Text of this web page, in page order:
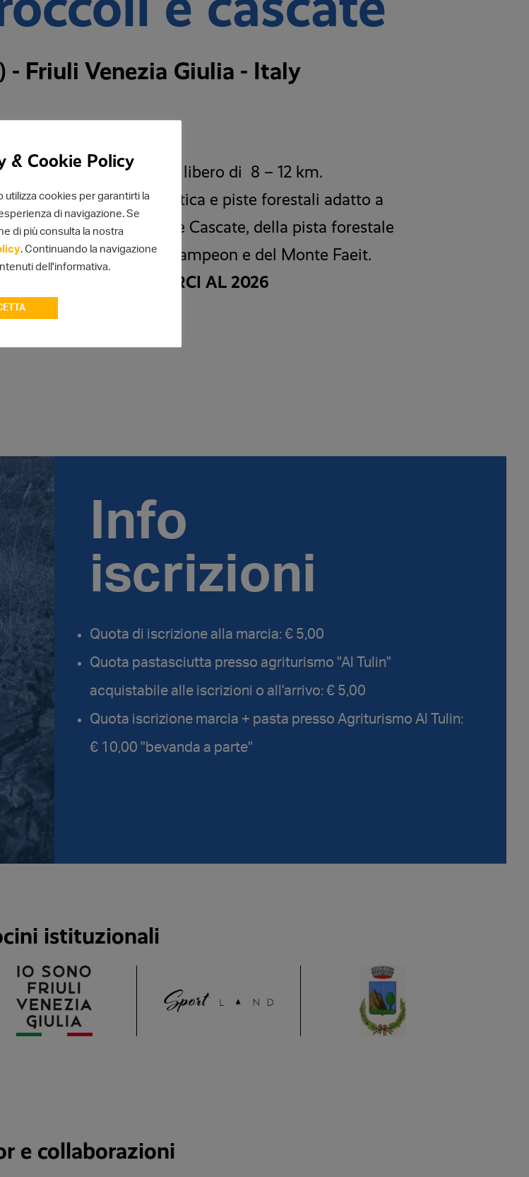
- Friuli Venezia Giulia - Italy
competitivo a passo libero di 8 – 12 km.
misto tra sentieristica e piste forestali adatto a
i sentieri delle Cascate, della pista forestale
Guerra del Monte Campeon e del Monte Faeit.
ARRIVEDERCI AL 2026
Info
iscrizioni
Quota di iscrizione alla marcia: € 5,00
Quota pastasciutta presso agriturismo "Al Tulin"
acquistabile alle iscrizioni o all'arrivo: € 5,00
Quota iscrizione marcia + pasta presso Agriturismo Al Tulin:
€ 10,00 "bevanda a parte"
istituzionali
e collaborazioni
& Cookie Policy
utilizza cookies per garantirti la
di navigazione. Se
di più consulta la nostra
. Continuando la navigazione
dell'informativa.